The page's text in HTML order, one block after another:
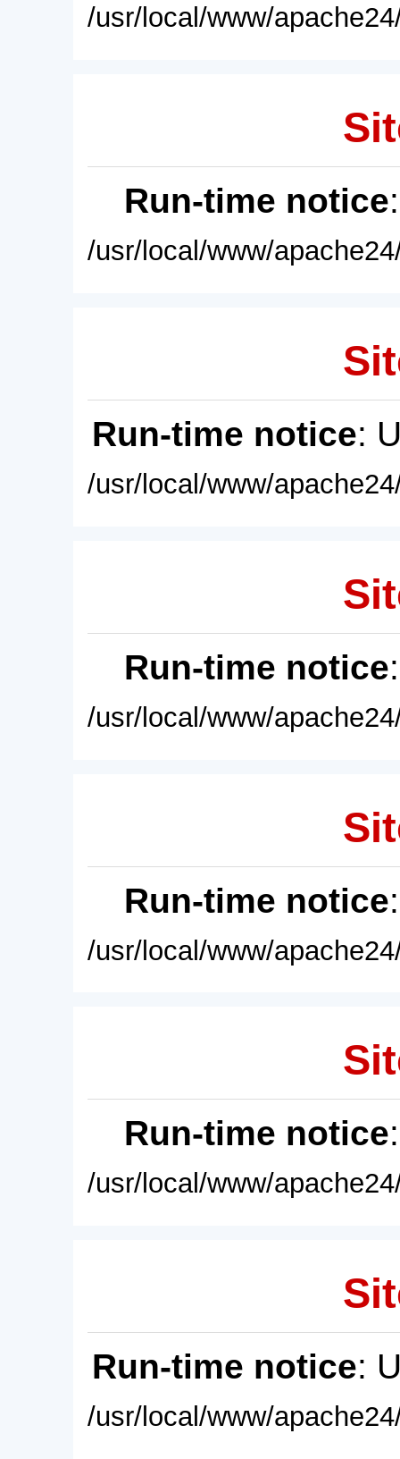
/usr/local/www/
Run-time notice
/usr/local/www/
Run-time notice:
/usr/local/www/
Run-time notice
/usr/local/www/
Run-time notice
/usr/local/www/
Run-time notice
/usr/local/www/
Run-time notice:
/usr/local/www/